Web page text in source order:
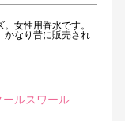
女性用香水です。
かなり昔に販売され
ールスワール